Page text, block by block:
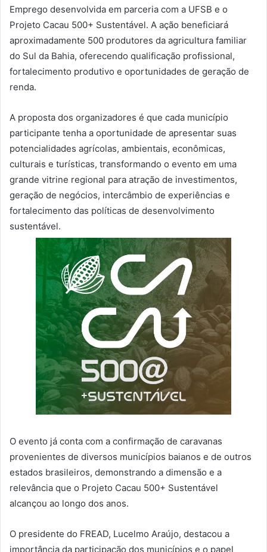
Emprego desenvolvida em parceria com a UFSB e o
Projeto Cacau 500+ Sustentável. A ação beneficiará
aproximadamente 500 produtores da agricultura familiar
do Sul da Bahia, oferecendo qualificação profissional,
fortalecimento produtivo e oportunidades de geração de
renda.
A proposta dos organizadores é que cada município
participante tenha a oportunidade de apresentar suas
potencialidades agrícolas, ambientais, econômicas,
culturais e turísticas, transformando o evento em uma
grande vitrine regional para atração de investimentos,
geração de negócios, intercâmbio de experiências e
fortalecimento das políticas de desenvolvimento
sustentável.
O evento já conta com a confirmação de caravanas
provenientes de diversos municípios baianos e de outros
estados brasileiros, demonstrando a dimensão e a
relevância que o Projeto Cacau 500+ Sustentável
alcançou ao longo dos anos.
O presidente do FREAD, Lucelmo Araújo, destacou a
importância da participação dos municípios e o papel